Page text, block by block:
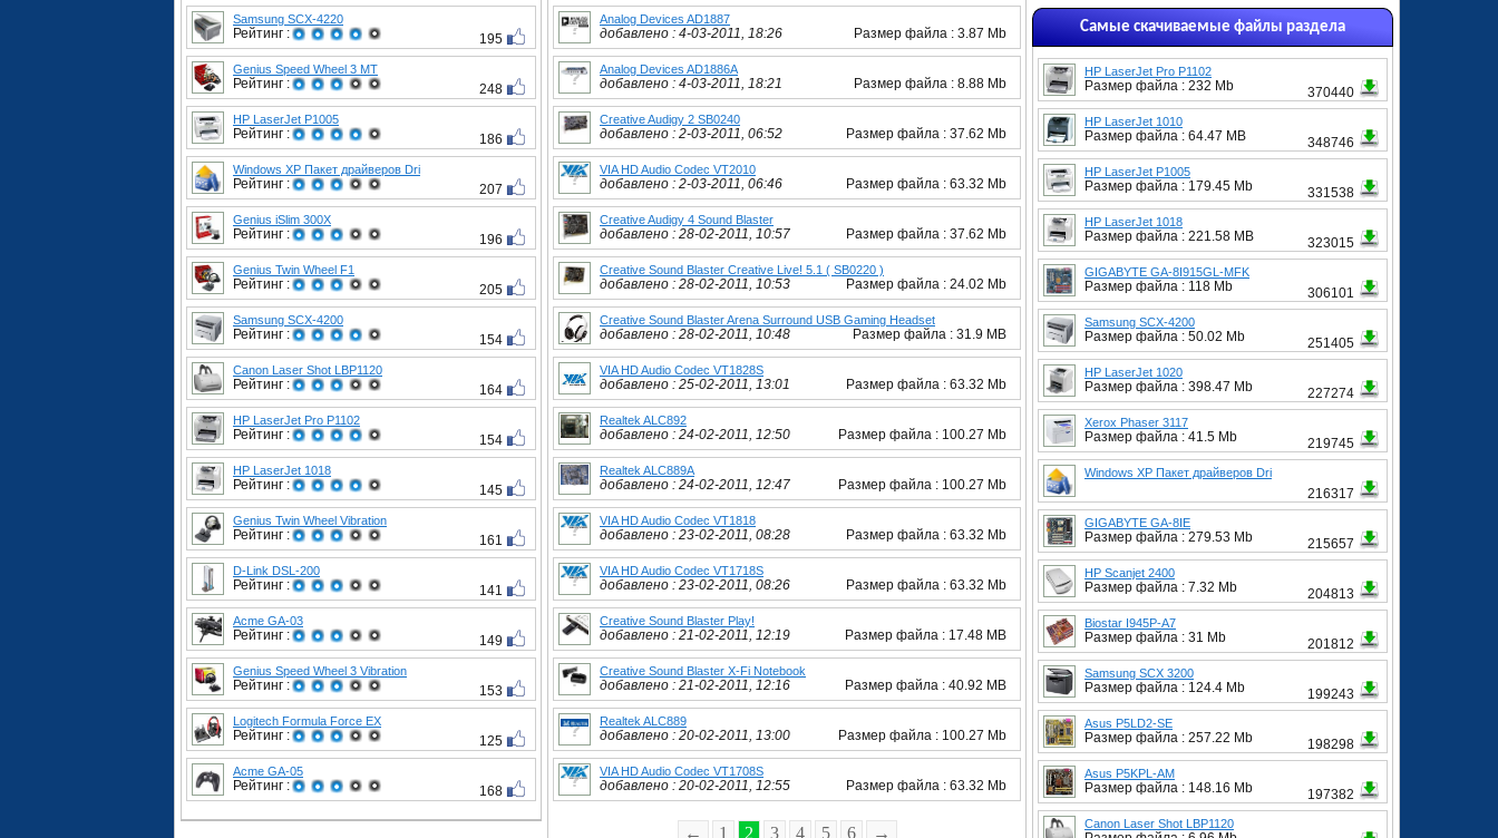
Samsung SCX-4220
Рейтинг : 195
Genius Speed Wheel 3 MT
Рейтинг : 248
HP LaserJet P1005
Рейтинг : 186
Windows XP Пакет драйверов Dri
Рейтинг : 207
Genius iSlim 300X
Рейтинг : 196
Genius Twin Wheel F1
Рейтинг : 205
Samsung SCX-4200
Рейтинг : 154
Canon Laser Shot LBP1120
Рейтинг : 164
HP LaserJet Pro P1102
Рейтинг : 154
HP LaserJet 1018
Рейтинг : 145
Genius Twin Wheel Vibration
Рейтинг : 161
D-Link DSL-200
Рейтинг : 141
Acme GA-03
Рейтинг : 149
Genius Speed Wheel 3 Vibration
Рейтинг : 153
Logitech Formula Force EX
Рейтинг : 125
Acme GA-05
Рейтинг : 168
Самые скачиваемые файлы раздела
HP LaserJet Pro P1102
Размер файла : 232 Mb 370440
HP LaserJet 1010
Размер файла : 64.47 MB 348746
HP LaserJet P1005
Размер файла : 179.45 Mb 331538
HP LaserJet 1018
Размер файла : 221.58 MB 323015
GIGABYTE GA-8I915GL-MFK
Размер файла : 118 Mb 306101
Samsung SCX-4200
Размер файла : 50.02 Mb 251405
HP LaserJet 1020
Размер файла : 398.47 Mb 227274
Xerox Phaser 3117
Размер файла : 41.5 Mb 219745
Windows XP Пакет драйверов Dri
216317
GIGABYTE GA-8IE
Размер файла : 279.53 Mb 215657
HP Scanjet 2400
Размер файла : 7.32 Mb 204813
Biostar I945P-A7
Размер файла : 31 Mb 201812
Samsung SCX 3200
Размер файла : 124.4 Mb 199243
Asus P5LD2-SE
Размер файла : 257.22 Mb 198298
Asus P5KPL-AM
Размер файла : 148.16 Mb 197382
Canon Laser Shot LBP1120
Analog Devices AD1887
добавлено : 4-03-2011, 18:26 Размер файла : 3.87 Mb
Analog Devices AD1886A
добавлено : 4-03-2011, 18:21 Размер файла : 8.88 Mb
Creative Audigy 2 SB0240
добавлено : 2-03-2011, 06:52 Размер файла : 37.62 Mb
VIA HD Audio Codec VT2010
добавлено : 2-03-2011, 06:46 Размер файла : 63.32 Mb
Creative Audigy 4 Sound Blaster
добавлено : 28-02-2011, 10:57 Размер файла : 37.62 Mb
Creative Sound Blaster Creative Live! 5.1 ( SB0220 )
добавлено : 28-02-2011, 10:53 Размер файла : 24.02 Mb
Creative Sound Blaster Arena Surround USB Gaming Headset
добавлено : 28-02-2011, 10:48 Размер файла : 31.9 MB
VIA HD Audio Codec VT1828S
добавлено : 25-02-2011, 13:01 Размер файла : 63.32 Mb
Realtek ALC892
добавлено : 24-02-2011, 12:50 Размер файла : 100.27 Mb
Realtek ALC889A
добавлено : 24-02-2011, 12:47 Размер файла : 100.27 Mb
VIA HD Audio Codec VT1818
добавлено : 23-02-2011, 08:28 Размер файла : 63.32 Mb
VIA HD Audio Codec VT1718S
добавлено : 23-02-2011, 08:26 Размер файла : 63.32 Mb
Creative Sound Blaster Play!
добавлено : 21-02-2011, 12:19 Размер файла : 17.48 MB
Creative Sound Blaster X-Fi Notebook
добавлено : 21-02-2011, 12:16 Размер файла : 40.92 MB
Realtek ALC889
добавлено : 20-02-2011, 13:00 Размер файла : 100.27 Mb
VIA HD Audio Codec VT1708S
добавлено : 20-02-2011, 12:55 Размер файла : 63.32 Mb
← 1 2 3 4 5 6 →